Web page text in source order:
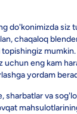
do'konimizda siz
chaqaloq
uchun eng kam
yordam
sharbatlar va